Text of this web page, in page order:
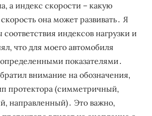
а индекс скорости – какую
она может развивать․ Я
соответствия индексов нагрузки и
что для моего автомобиля
показателями․
внимание на обозначения,
протектора (симметричный,
направленный)․ Это важно,